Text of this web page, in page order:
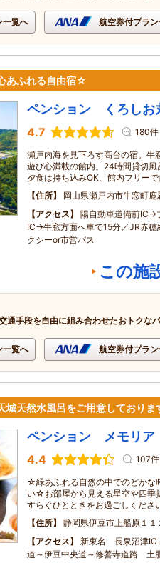
一覧へ 航空券付プラ
あふれる自由宿☆
ペンション くろしお
4.7 180件
瀬戸内海を見下ろす高台の宿。牛
遊び心満載の館内。24時間貸切
夕食は持ち込みOK、館内フリー
住所
岡山県瀬戸内市牛窓町
アクセス
陽自動車道備前IC→
IC→牛窓方面へ車で15分／JR赤穂
クシーor市営バス
この施
通手段を自由に組み合わせたおトクな
一覧へ 航空券付プラ
城天然水風呂をご用意しておりま
ペンション メモリア
4.4 107件
☆緑あふれる自然の中でのどかな
い☆お部屋から見える星空や四季
すらぐひとときをお過ごしくださ
住所
静岡県伊豆市上船原１１
アクセス
新東名 長泉沼津IC
道～伊豆中央道～修善寺道路 土